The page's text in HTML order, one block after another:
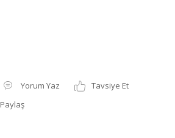
Yorum Yaz
Tavsiye Et
Paylaş